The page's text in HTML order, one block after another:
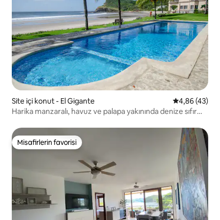
Site içi konut - El Gigante 5 üzerinden
4,86 (43)
Harika manzaralı, havuz ve palapa yakınında denize sıfır
Misafirlerin favorisi
Misafirlerin favorisi